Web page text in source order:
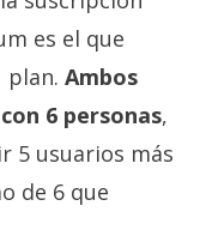
es el que
plan. Ambos
6 personas,
5 usuarios más
de 6 que